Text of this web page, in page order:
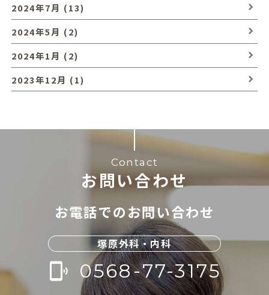
2024年7月 (13)
2024年5月 (2)
2024年1月 (2)
2023年12月 (1)
Contact
お問い合わせ
お電話でのお問い合わせ
塚原外科・内科
phonelink_ring 0568-77-3175